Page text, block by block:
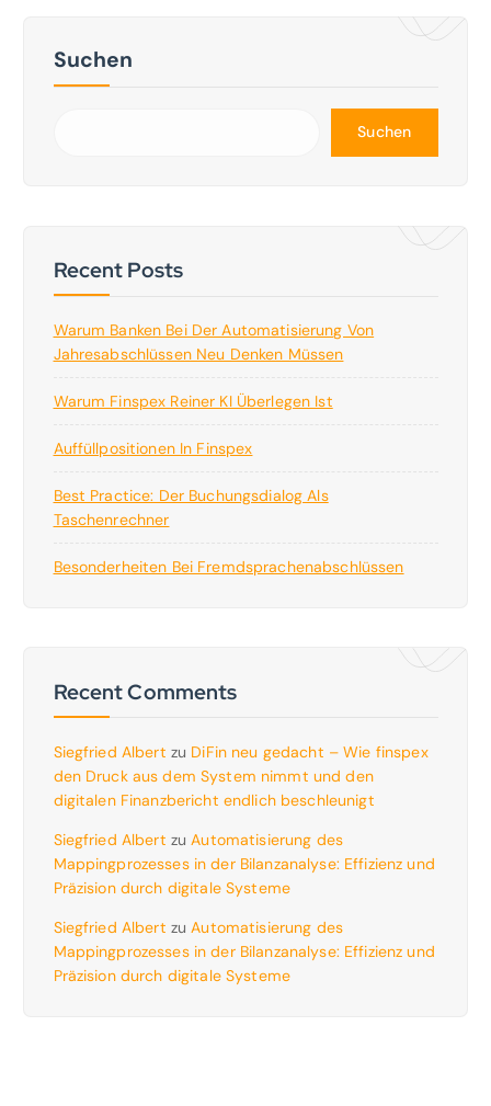
Suchen
Suchen
Recent Posts
Warum Banken Bei Der Automatisierung Von
Jahresabschlüssen Neu Denken Müssen
Warum Finspex Reiner KI Überlegen Ist
Auffüllpositionen In Finspex
Best Practice: Der Buchungsdialog Als
Taschenrechner
Besonderheiten Bei Fremdsprachenabschlüssen
Recent Comments
Siegfried Albert zu DiFin neu gedacht – Wie finspex
den Druck aus dem System nimmt und den
digitalen Finanzbericht endlich beschleunigt
Siegfried Albert zuAutomatisierung des
Mappingprozesses in der Bilanzanalyse: Effizienz und
Präzision durch digitale Systeme
Siegfried Albert zuAutomatisierung des
Mappingprozesses in der Bilanzanalyse: Effizienz und
Präzision durch digitale Systeme